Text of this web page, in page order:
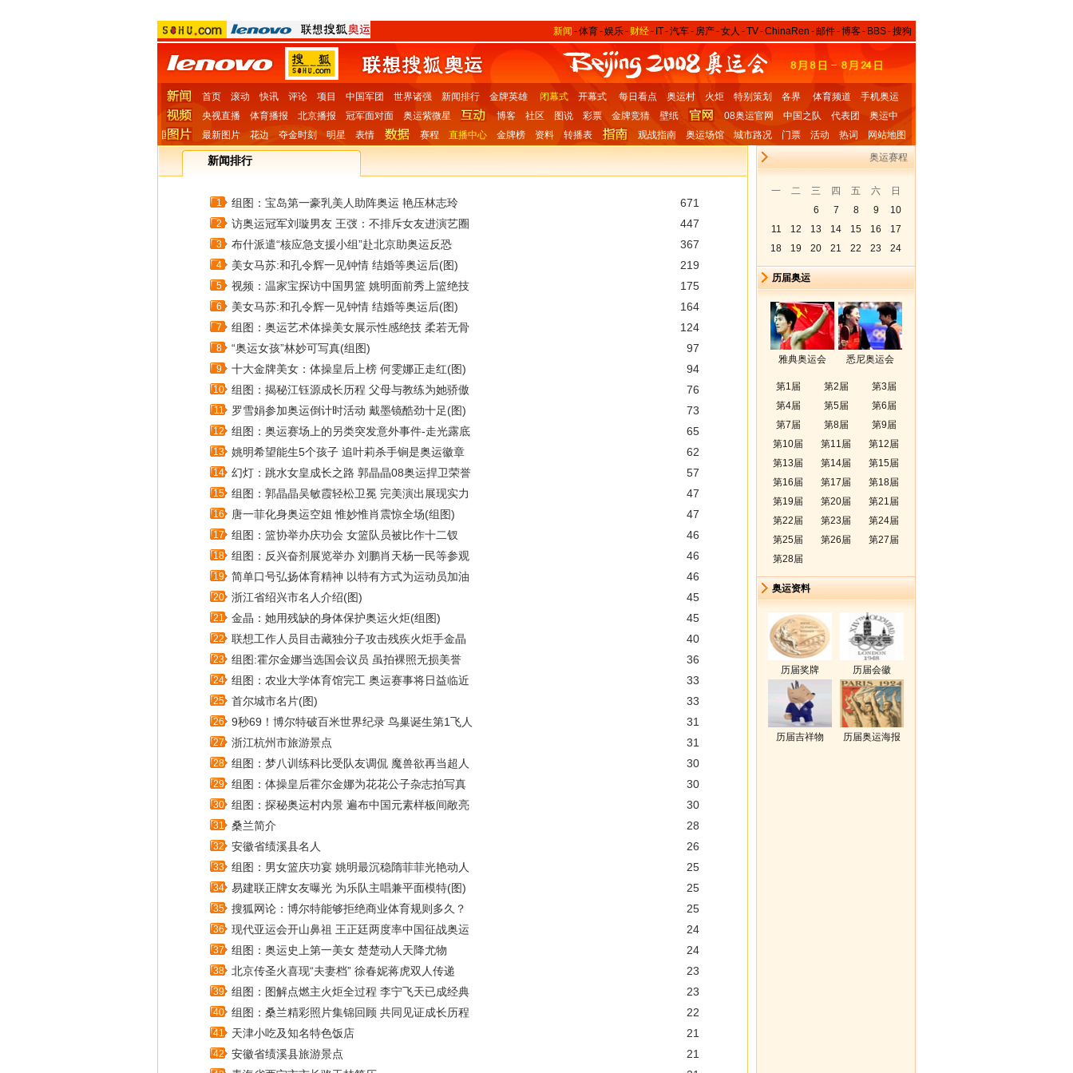
新闻 -体育-娱乐- 财经- IT-汽车- 房产-女人 -TV-ChinaRen -邮件-博客- BBS-搜狗
首页 滚动 快讯 评论 项目 中国军团 世界诸强 新闻排行 金牌英雄 闭幕式 开幕式 每日看点 奥运村 火炬 特别策划 各界 体育频道
手机奥运
央视直播
体育播报 北京播报 冠军面对面 奥运紫微星 博客 社区 图说 彩票 金牌竞猜 壁纸 08奥运官网 中国之队 代表团
奥运中
国
最新图片 花边 夺金时刻 明星 表情 赛程 直播中心 金牌榜 资料 转播表 观战指南 奥运场馆 城市路况 门票 活动 热词 网站地图
新闻排行
1 671
组图：宝岛第一豪乳美人助阵奥运 艳压林志玲
2 447
访奥运冠军刘璇男友 王弢：不排斥女友进演艺圈
3 367
布什派遣“核应急支援小组”赴北京助奥运反恐
4 219
美女马苏:和孔令辉一见钟情 结婚等奥运后(图)
5 175
视频：温家宝探访中国男篮 姚明面前秀上篮绝技
6 164
美女马苏:和孔令辉一见钟情 结婚等奥运后(图)
7 124
组图：奥运艺术体操美女展示性感绝技 柔若无骨
8 97
“奥运女孩”林妙可写真(组图)
9 94
十大金牌美女：体操皇后上榜 何雯娜正走红(图)
10 76
组图：揭秘江钰源成长历程 父母与教练为她骄傲
11 73
罗雪娟参加奥运倒计时活动 戴墨镜酷劲十足(图)
12 65
组图：奥运赛场上的另类突发意外事件-走光露底
13 62
姚明希望能生5个孩子 追叶莉杀手锏是奥运徽章
14 57
幻灯：跳水女皇成长之路 郭晶晶08奥运捍卫荣誉
15 47
组图：郭晶晶吴敏霞轻松卫冕 完美演出展现实力
16 47
唐一菲化身奥运空姐 惟妙惟肖震惊全场(组图)
17 46
组图：篮协举办庆功会 女篮队员被比作十二钗
18 46
组图：反兴奋剂展览举办 刘鹏肖天杨一民等参观
19 46
简单口号弘扬体育精神 以特有方式为运动员加油
20 45
浙江省绍兴市名人介绍(图)
21 45
金晶：她用残缺的身体保护奥运火炬(组图)
22 40
联想工作人员目击藏独分子攻击残疾火炬手金晶
23 36
组图:霍尔金娜当选国会议员 虽拍裸照无损美誉
24 33
组图：农业大学体育馆完工 奥运赛事将日益临近
25 33
首尔城市名片(图)
26 31
9秒69！博尔特破百米世界纪录 鸟巢诞生第1飞人
27 31
浙江杭州市旅游景点
28 30
组图：梦八训练科比受队友调侃 魔兽欲再当超人
29 30
组图：体操皇后霍尔金娜为花花公子杂志拍写真
30 30
组图：探秘奥运村内景 遍布中国元素样板间敞亮
31 28
桑兰简介
32 26
安徽省绩溪县名人
33 25
组图：男女篮庆功宴 姚明最沉稳隋菲菲光艳动人
34 25
易建联正牌女友曝光 为乐队主唱兼平面模特(图)
35 25
搜狐网论：博尔特能够拒绝商业体育规则多久？
36 24
现代亚运会开山鼻祖 王正廷两度率中国征战奥运
37 24
组图：奥运史上第一美女 楚楚动人天降尤物
38 23
北京传圣火喜现“夫妻档” 徐春妮蒋虎双人传递
39 23
组图：图解点燃主火炬全过程 李宁飞天已成经典
40 22
组图：桑兰精彩照片集锦回顾 共同见证成长历程
41 21
天津小吃及知名特色饭店
42 21
安徽省绩溪县旅游景点
奥运赛程
一 二 三 四 五 六
日
6
7 8 9
10
11
12 13 14 15 16
17
18
19 20 21 22 23 24
历届奥运
雅典奥运会 悉尼奥运会
第1届 第2届
第3届
第4届
第5届
第6届
第7届
第8届
第9届
第10届
第11届
第12届
第13届
第14届
第15届
第16届
第17届
第18届
第19届
第20届
第21届
第22届
第23届
第24届
第25届
第26届
第27届
第28届
奥运资料
历届奖牌 历届会徽
历届吉祥物 历届奥运海报